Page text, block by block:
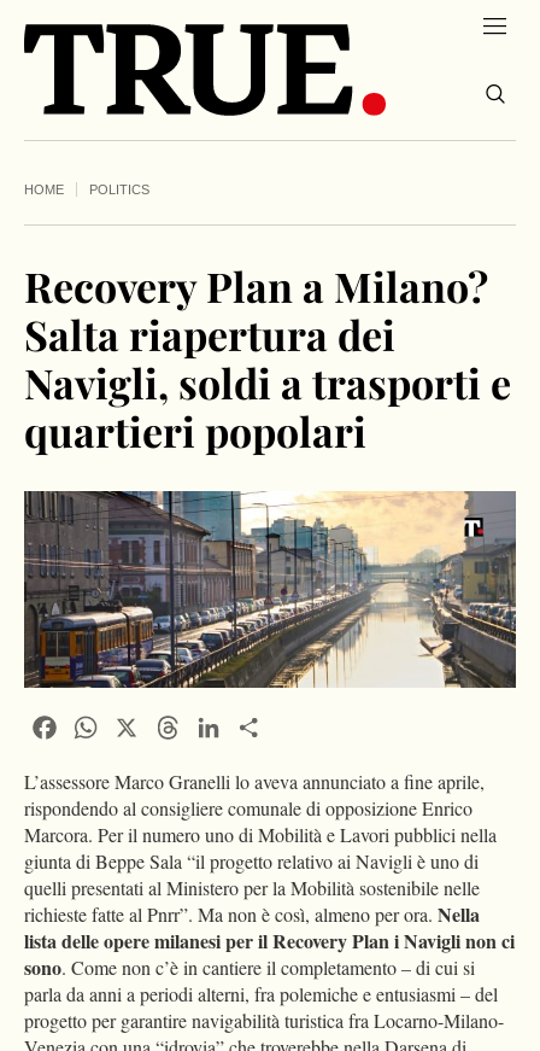
HOME POLITICS
Recovery Plan a Milano?
Salta riapertura dei
Navigli, soldi a trasporti e
quartieri popolari
FacebookWhatsApp ThreadsLinkedIn
L’assessore Marco Granelli lo aveva annunciato a fine aprile,
rispondendo al consigliere comunale di opposizione Enrico
Marcora. Per il numero uno di Mobilità e Lavori pubblici nella
giunta di Beppe Sala “il progetto relativo ai Navigli è uno di
quelli presentati al Ministero per la Mobilità sostenibile nelle
richieste fatte al Pnrr”. Ma non è così, almeno per ora. Nella
lista delle opere milanesi per il Recovery Plan i Navigli non ci
sono. Come non c’è in cantiere il completamento – di cui si
parla da anni a periodi alterni, fra polemiche e entusiasmi – del
progetto per garantire navigabilità turistica fra Locarno-Milano-